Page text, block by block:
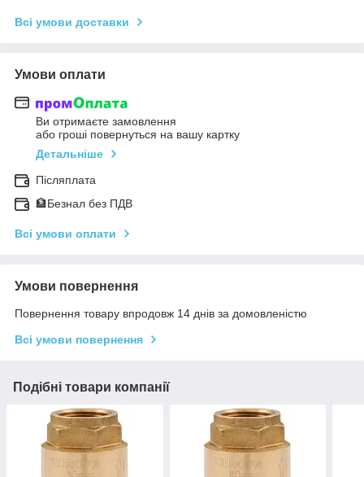
Всі умови доставки
Умови оплати
Ви отримаєте замовлення
або гроші повернуться на вашу картку
Детальніше
Післяплата
🏦Безнал без ПДВ
Всі умови оплати
Умови повернення
Повернення товару впродовж 14 днів за домовленістю
Всі умови повернення
Подібні товари компанії